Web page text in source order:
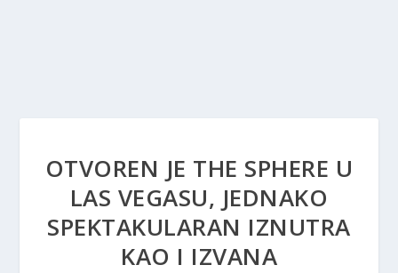
OTVOREN JE THE SPHERE U
LAS VEGASU, JEDNAKO
SPEKTAKULARAN IZNUTRA
KAO I IZVANA